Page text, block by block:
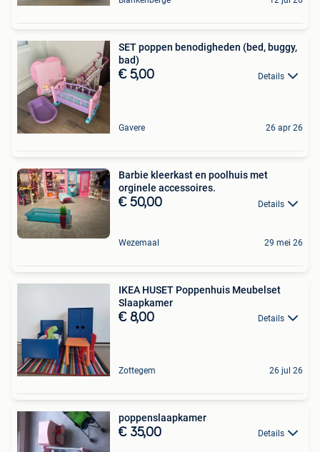
SET poppen benodigheden (bed, buggy,
bad)
€ 5,00 Details
Gavere 26 apr 26
Barbie kleerkast en poolhuis met
orginele accessoires.
€ 50,00 Details
Wezemaal 29 mei 26
IKEA HUSET Poppenhuis Meubelset
Slaapkamer
€ 8,00 Details
Zottegem 26 jul 26
poppenslaapkamer
€ 35,00 Details